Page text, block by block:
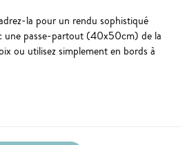
la pour un rendu sophistiqué
une passe-partout (40x50cm) de la
ou utilisez simplement en bords à